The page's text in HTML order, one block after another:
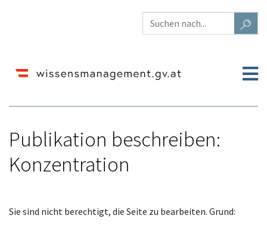
Publikation beschreiben:
Konzentration
Wechseln zu:Navigation, Suche
Sie sind nicht berechtigt, die Seite zu bearbeiten. Grund: